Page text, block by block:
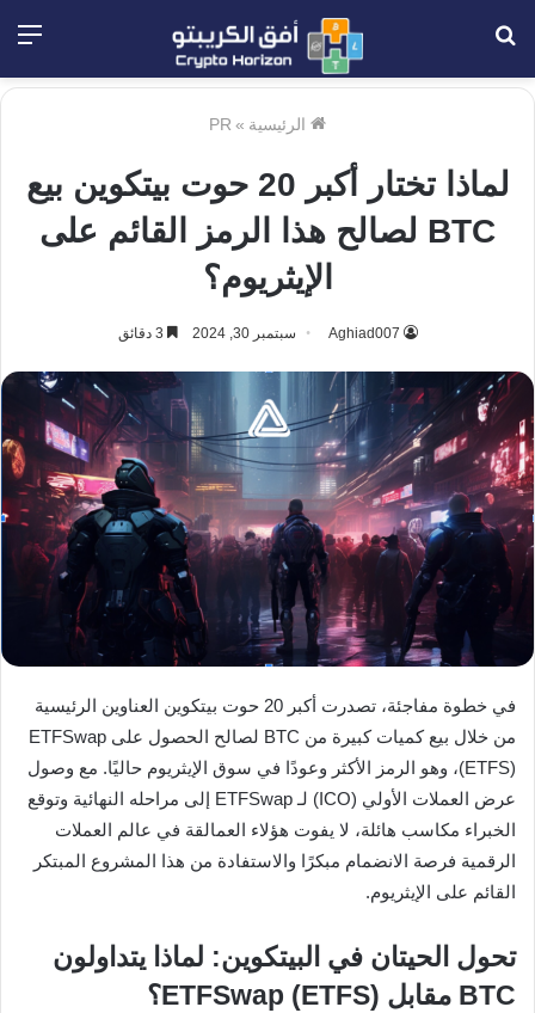
الرئيسية »
PR
لماذا تختار أكبر 20 حوت بيتكوين بيع
BTC لصالح هذا الرمز القائم على
الإيثريوم؟
Aghiad007 سبتمبر 30, 2024
في خطوة مفاجئة، تصدرت أكبر 20 حوت بيتكوين العناوين الرئيسية
من خلال بيع كميات كبيرة من BTC لصالح الحصول على ETFSwap
(ETFS)، وهو الرمز الأكثر وعودًا في سوق الإيثريوم حاليًا. مع وصول
عرض العملات الأولي (ICO) لـ ETFSwap إلى مراحله النهائية وتوقع
الخبراء مكاسب هائلة، لا يفوت هؤلاء العمالقة في عالم العملات
الرقمية فرصة الانضمام مبكرًا والاستفادة من هذا المشروع المبتكر
القائم على الإيثريوم.
تحول الحيتان في البيتكوين: لماذا يتداولون
BTC مقابل ETFSwap (ETFS)؟